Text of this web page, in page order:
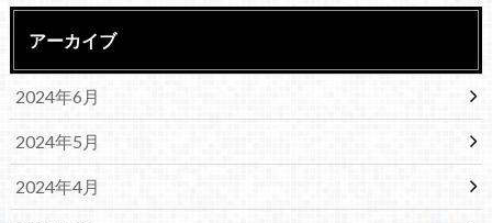
アーカイブ
2024年6月
2024年5月
2024年4月